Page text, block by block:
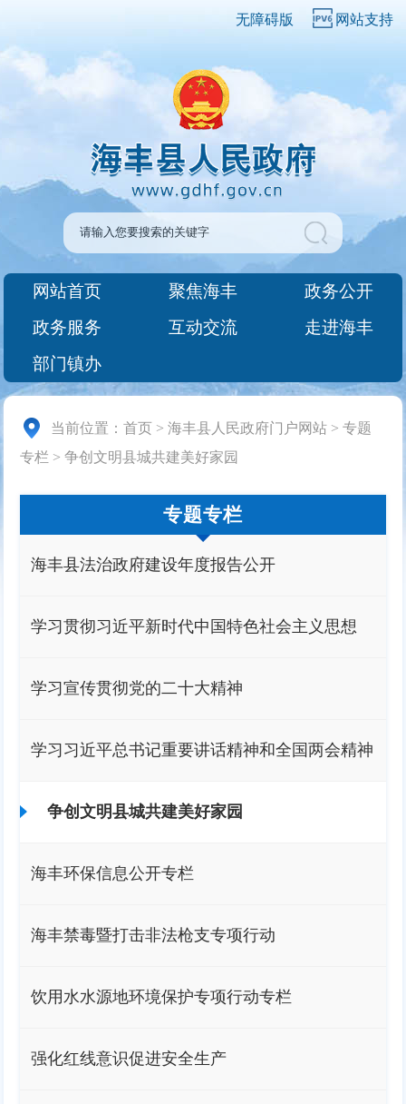
无障碍版 网站支持
网站首页 聚焦海丰
政务公开
政务服务
互动交流
走进海丰
部门镇办
当前位置：首页 >海丰县人民政府门户网站 >专题
专栏 >争创文明县城共建美好家园
专题专栏
海丰县法治政府建设年度报告公开
学习贯彻习近平新时代中国特色社会主义思想
学习宣传贯彻党的二十大精神
学习习近平总书记重要讲话精神和全国两会精神
争创文明县城共建美好家园
海丰环保信息公开专栏
海丰禁毒暨打击非法枪支专项行动
饮用水水源地环境保护专项行动专栏
强化红线意识促进安全生产